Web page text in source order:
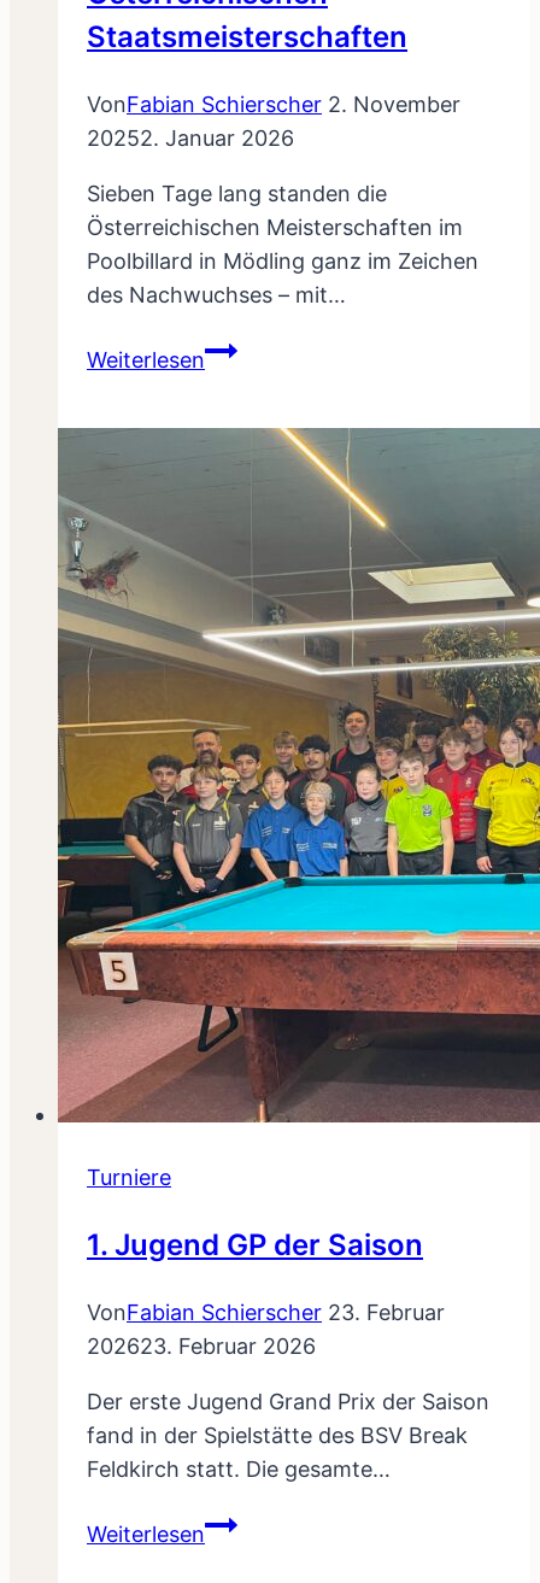
Staatsmeisterschaften
VonFabian Schierscher 2. November
20252. Januar 2026
Sieben Tage lang standen die
Österreichischen Meisterschaften im
Poolbillard in Mödling ganz im Zeichen
des Nachwuchses – mit…
WeiterlesenVorarlbergs
Österreichischen
Staatsmeisterschaften
Turniere
1. Jugend GP der Saison
VonFabian Schierscher 23. Februar
202623. Februar 2026
Der erste Jugend Grand Prix der Saison
fand in der Spielstätte des BSV Break
Feldkirch statt. Die gesamte…
Weiterlesen1.